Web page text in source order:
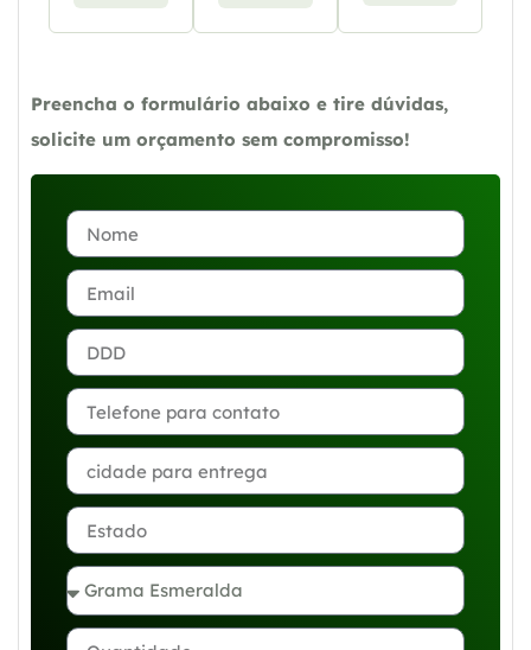
Preencha o formulário abaixo e tire dúvidas,
solicite um orçamento sem compromisso!